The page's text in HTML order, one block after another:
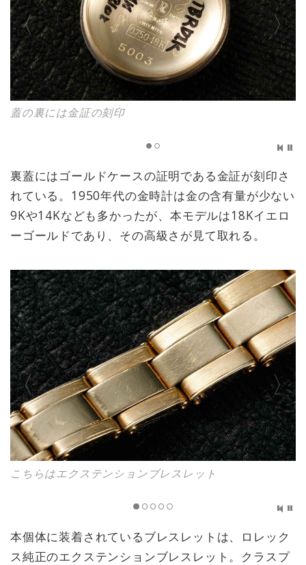
蓋の裏には金証の刻印
裏蓋にはゴールドケースの証明である金証が刻印さ
れている。1950年代の金時計は金の含有量が少ない
9Kや14Kなども多かったが、本モデルは18Kイエロ
ーゴールドであり、その高級さが見て取れる。
こちらはエクステンションブレスレット
本個体に装着されているブレスレットは、ロレック
ス純正のエクステンションブレスレット。クラスプ